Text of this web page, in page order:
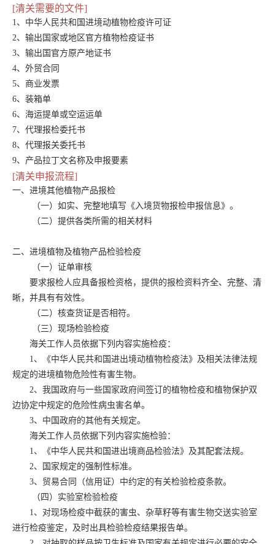
[清关需要的文件]
1、中华人民共和国进境动植物检疫许可证
2、输出国家或地区官方植物检疫证书
3、输出国官方原产地证书
4、外贸合同
5、商业发票
6、装箱单
6、海运提单或空运运单
7、代理报检委托书
8、代理报关委托书
9、产品拉丁文名称及申报要素
[清关申报流程]
一、进境其他植物产品报检
（一）如实、完整地填写《入境货物报检申报信息》。
（二）提供各类所需的相关材料
二、进境植物及植物产品检验检疫
（一）证单审核
要求报检人应具备报检资格，提供的报检资料齐全、完整、清
晰，并具有有效性。
（二）核查货证是否相符。
（三）现场检验检疫
海关工作人员依据下列内容实施检疫：
1、《中华人民共和国进出境动植物检疫法》及相关法律法规
规定的进境植物危险性有害生物。
2、我国政府与一些国家政府间签订的植物检疫和植物保护双
边协定中规定的危险性病虫害名单。
3、中国政府的其他有关规定。
海关工作人员依据下列内容实施检验：
1、《中华人民共和国进出境商品检验法》及其配套法规。
2、国家规定的强制性标准。
3、贸易合同（信用证）中约定的有关检验检疫条款。
（四）实验室检验检疫
1、对现场检疫中截获的害虫、杂草籽等有害生物交送实验室
进行检疫鉴定，及时出具检验检疫结果报告单。